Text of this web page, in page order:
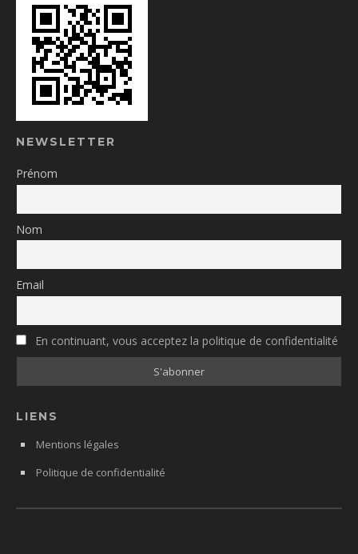
NEWSLETTER
Prénom
Nom
Email
En continuant, vous acceptez la politique de confidentialité
LIENS
Mentions légales
Politique de confidentialité